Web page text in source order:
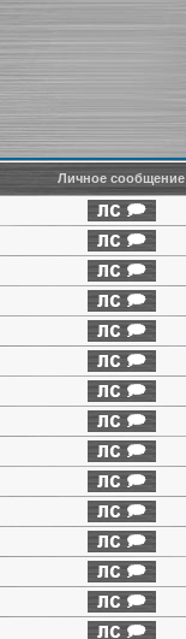
Личное сообщение